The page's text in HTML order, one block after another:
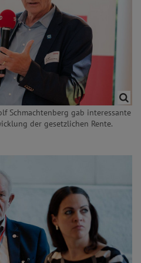
Schmachtenberg gab interessante
der gesetzlichen Rente.